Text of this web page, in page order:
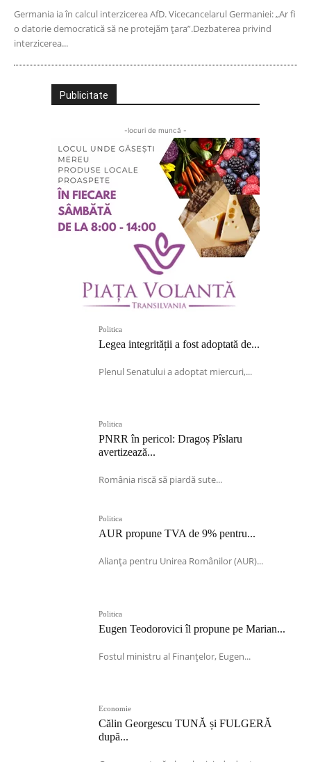
Germania ia în calcul interzicerea AfD. Vicecancelarul Germaniei: „Ar fi
o datorie democratică să ne protejăm țara”.Dezbaterea privind
interzicerea...
Publicitate
-locuri de muncă -
Politica
Legea integrității a fost adoptată de...
Plenul Senatului a adoptat miercuri,...
Politica
PNRR în pericol: Dragoș Pîslaru
avertizează...
România riscă să piardă sute...
Politica
AUR propune TVA de 9% pentru...
Alianța pentru Unirea Românilor (AUR)...
Politica
Eugen Teodorovici îl propune pe Marian...
Fostul ministru al Finanțelor, Eugen...
Economie
Călin Georgescu TUNĂ și FULGERĂ
după...